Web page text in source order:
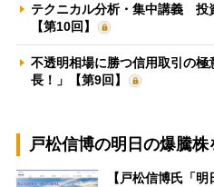
テクニカル分析・集中講義 投
【第10回】
不透明相場に勝つ信用取引の
長！」【第9回】
戸松信博の明日の爆騰株
【戸松信博氏「